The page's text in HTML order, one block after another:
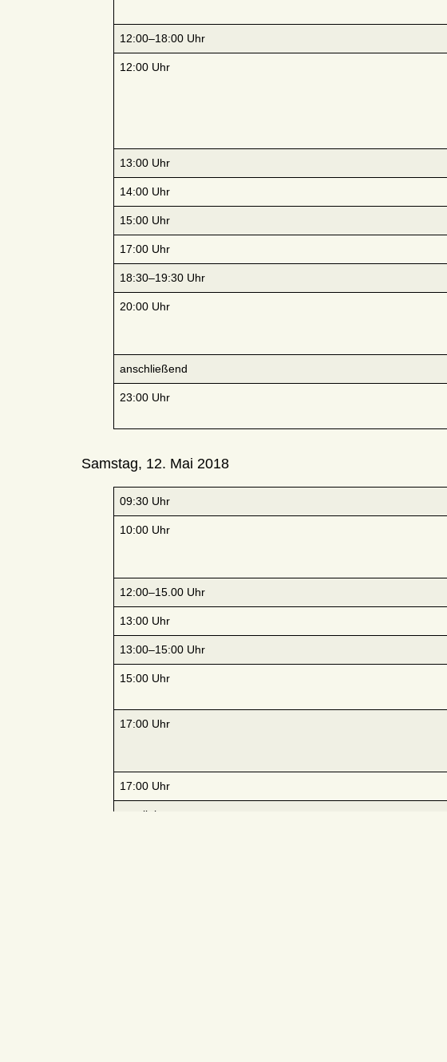
12:00–18:00 Uhr
12:00 Uhr
13:00 Uhr
14:00 Uhr
15:00 Uhr
17:00 Uhr
18:30–19:30 Uhr
20:00 Uhr
anschließend
23:00 Uhr
Samstag, 12. Mai 2018
09:30 Uhr
10:00 Uhr
12:00–15.00 Uhr
13:00 Uhr
13:00–15:00 Uhr
15:00 Uhr
17:00 Uhr
17:00 Uhr
parallel